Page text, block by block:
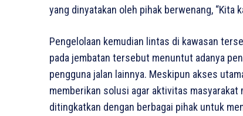
yang dinyatakan oleh pihak berwenang, “Kita
Pengelolaan kemudian lintas di kawasan
pada jembatan tersebut menuntut adanya
pengguna jalan lainnya. Meskipun akses
memberikan solusi agar aktivitas
ditingkatkan dengan berbagai pihak untuk